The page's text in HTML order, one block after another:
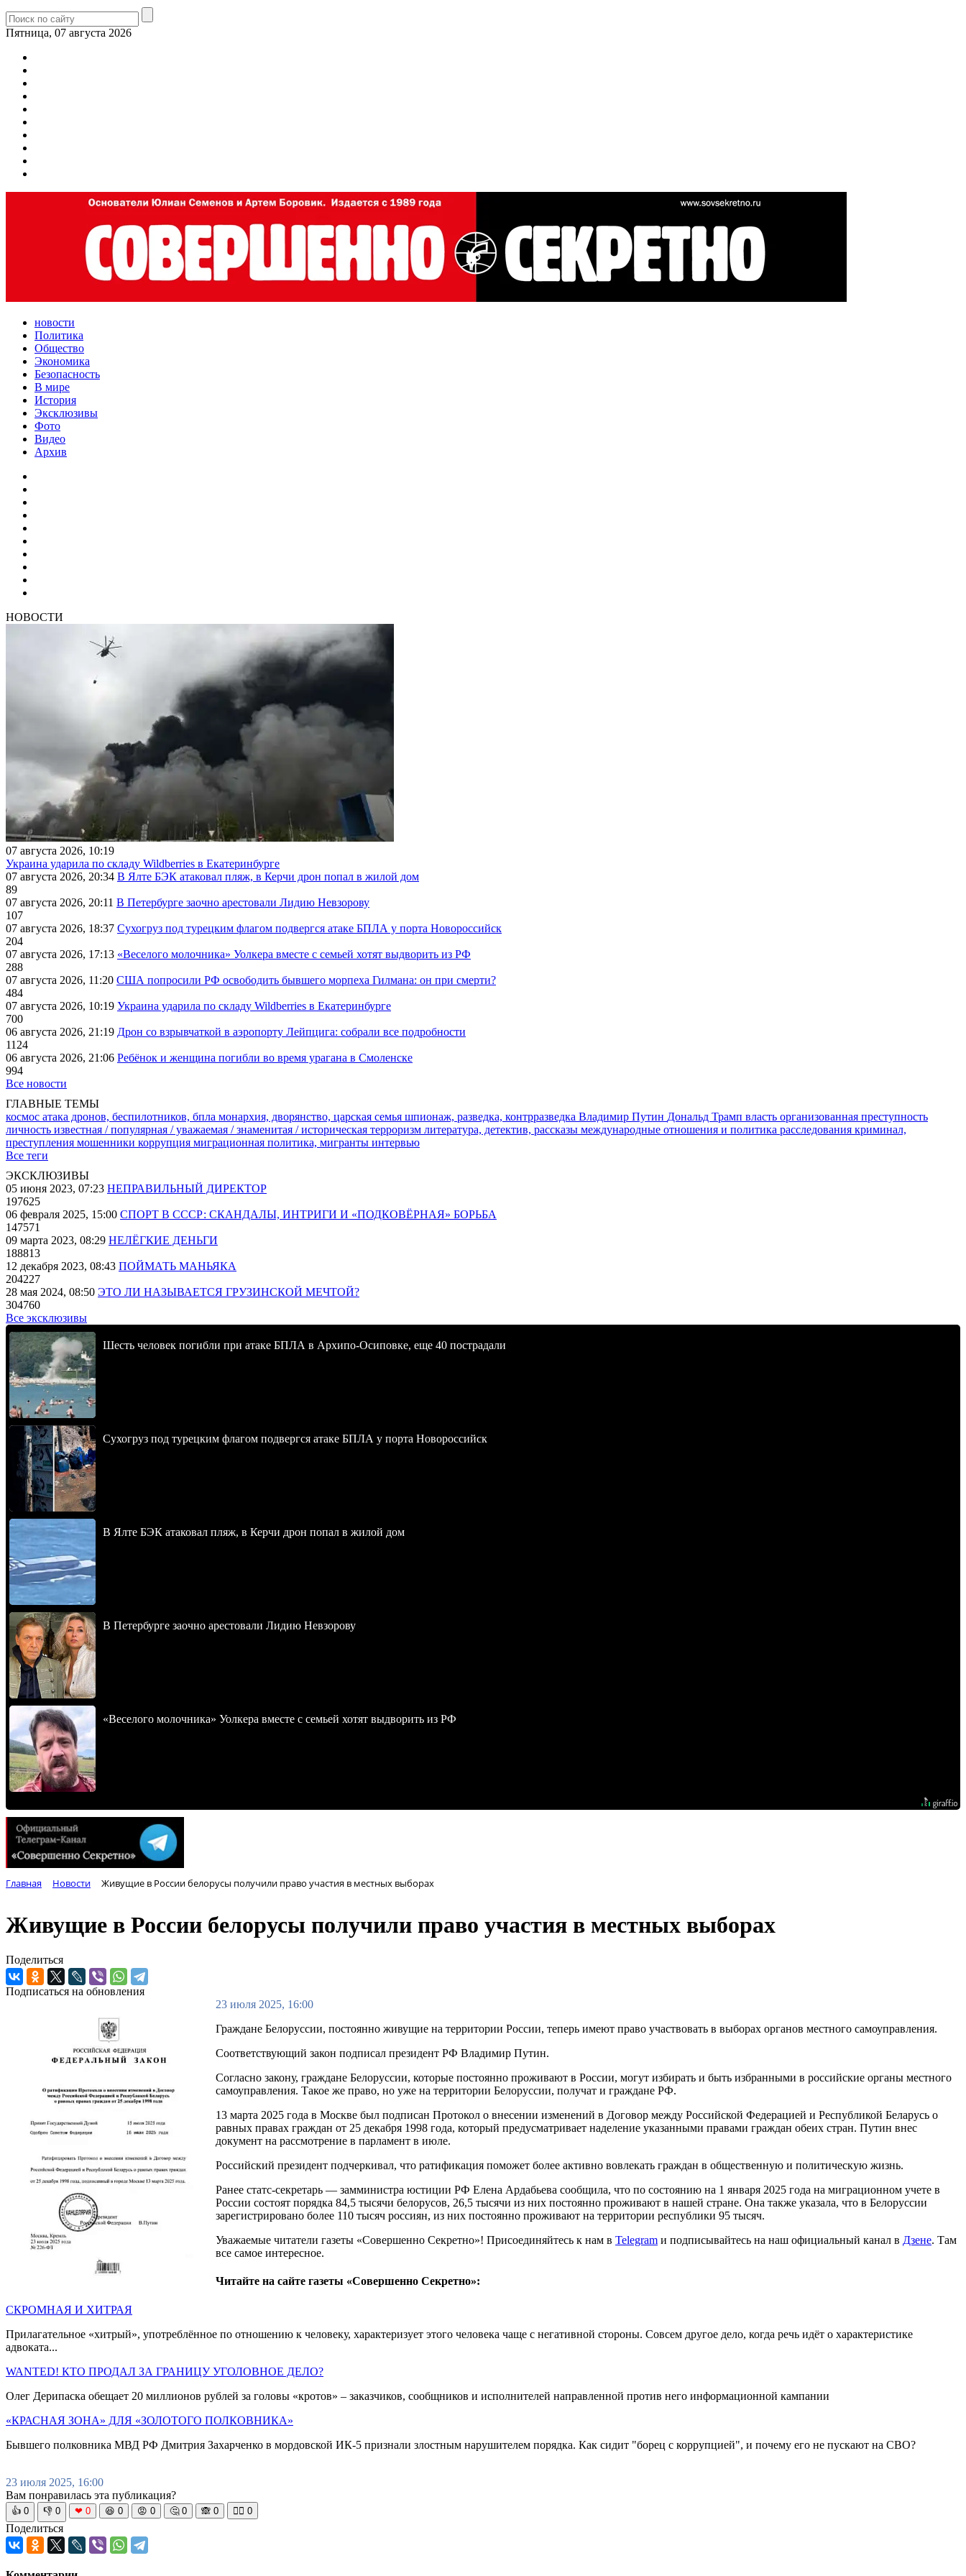
Пятница, 07 августа 2026
новости
Политика
Общество
Экономика
Безопасность
В мире
История
Эксклюзивы
Фото
Видео
Архив
НОВОСТИ
07 августа 2026, 10:19
Украина ударила по складу Wildberries в Екатеринбурге
07 августа 2026, 20:34 В Ялте БЭК атаковал пляж, в Керчи дрон попал в жилой дом
89
07 августа 2026, 20:11 В Петербурге заочно арестовали Лидию Невзорову
107
07 августа 2026, 18:37 Сухогруз под турецким флагом подвергся атаке БПЛА у порта Новороссийск
204
07 августа 2026, 17:13 «Веселого молочника» Уолкера вместе с семьей хотят выдворить из РФ
288
07 августа 2026, 11:20 США попросили РФ освободить бывшего морпеха Гилмана: он при смерти?
484
07 августа 2026, 10:19 Украина ударила по складу Wildberries в Екатеринбурге
700
06 августа 2026, 21:19 Дрон со взрывчаткой в аэропорту Лейпцига: собрали все подробности
1124
06 августа 2026, 21:06 Ребёнок и женщина погибли во время урагана в Смоленске
994
Все новости
ГЛАВНЫЕ ТЕМЫ
космос атака дронов, беспилотников, бпла монархия, дворянство, царская семья шпионаж, разведка, контрразведка Владимир Путин Дональд Трамп власть организованная преступность
личность известная / популярная / уважаемая / знаменитая / историческая терроризм литература, детектив, рассказы международные отношения и политика расследования криминал,
преступления мошенники коррупция миграционная политика, мигранты интервью
Все теги
ЭКСКЛЮЗИВЫ
05 июня 2023, 07:23 НЕПРАВИЛЬНЫЙ ДИРЕКТОР
197625
06 февраля 2025, 15:00 СПОРТ В СССР: СКАНДАЛЫ, ИНТРИГИ И «ПОДКОВЁРНАЯ» БОРЬБА
147571
09 марта 2023, 08:29 НЕЛЁГКИЕ ДЕНЬГИ
188813
12 декабря 2023, 08:43 ПОЙМАТЬ МАНЬЯКА
204227
28 мая 2024, 08:50 ЭТО ЛИ НАЗЫВАЕТСЯ ГРУЗИНСКОЙ МЕЧТОЙ?
304760
Все эксклюзивы
Шесть человек погибли при атаке БПЛА в Архипо-Осиповке, еще 40 пострадали
Сухогруз под турецким флагом подвергся атаке БПЛА у порта Новороссийск
В Ялте БЭК атаковал пляж, в Керчи дрон попал в жилой дом
В Петербурге заочно арестовали Лидию Невзорову
«Веселого молочника» Уолкера вместе с семьей хотят выдворить из РФ
Главная Новости Живущие в России белорусы получили право участия в местных выборах
Живущие в России белорусы получили право участия в местных выборах
Поделиться
Подписаться на обновления
23 июля 2025, 16:00
Граждане Белоруссии, постоянно живущие на территории России, теперь имеют право участвовать в выборах органов местного самоуправления.
Соответствующий закон подписал президент РФ Владимир Путин.
Согласно закону, граждане Белоруссии, которые постоянно проживают в России, могут избирать и быть избранными в российские органы местного
самоуправления. Такое же право, но уже на территории Белоруссии, получат и граждане РФ.
13 марта 2025 года в Москве был подписан Протокол о внесении изменений в Договор между Российской Федерацией и Республикой Беларусь о
равных правах граждан от 25 декабря 1998 года, который предусматривает наделение указанными правами граждан обеих стран. Путин внес
документ на рассмотрение в парламент в июле.
Российский президент подчеркивал, что ратификация поможет более активно вовлекать граждан в общественную и политическую жизнь.
Ранее статс-секретарь — замминистра юстиции РФ Елена Ардабьева сообщила, что по состоянию на 1 января 2025 года на миграционном учете в
России состоят порядка 84,5 тысячи белорусов, 26,5 тысячи из них постоянно проживают в нашей стране. Она также указала, что в Белоруссии
зарегистрировано более 110 тысяч россиян, из них постоянно проживают на территории республики 95 тысяч.
Уважаемые читатели газеты «Совершенно Секретно»! Присоединяйтесь к нам в Telegram и подписывайтесь на наш официальный канал в Дзене. Там
все самое интересное.
Читайте на сайте газеты «Совершенно Секретно»:
СКРОМНАЯ И ХИТРАЯ
Прилагательное «хитрый», употреблённое по отношению к человеку, характеризует этого человека чаще с негативной стороны. Совсем другое дело, когда речь идёт о характеристике
адвоката...
WANTED! КТО ПРОДАЛ ЗА ГРАНИЦУ УГОЛОВНОЕ ДЕЛО?
Олег Дерипаска обещает 20 миллионов рублей за головы «кротов» – заказчиков, сообщников и исполнителей направленной против него информационной кампании
«КРАСНАЯ ЗОНА» ДЛЯ «ЗОЛОТОГО ПОЛКОВНИКА»
Бывшего полковника МВД РФ Дмитрия Захарченко в мордовской ИК-5 признали злостным нарушителем порядка. Как сидит "борец с коррупцией", и почему его не пускают на СВО?
23 июля 2025, 16:00
Вам понравилась эта публикация?
👍 0 👎 0 ❤ 0 😆 0 😡 0 🤔 0 🙈 0 🧘‍♀️ 0
Поделиться